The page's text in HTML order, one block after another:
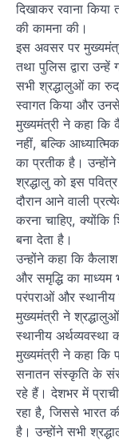
दिखाकर रवाना
की कामना की।
इस अवसर पर
तथा पुलिस द्वारा
सभी श्रद्धालुओं का
स्वागत किया और
मुख्यमंत्री ने कहा कि
नहीं, बल्कि
का प्रतीक है।
श्रद्धालु को इस
दौरान आने वाली
करना चाहिए, क्योंकि
बना देता है।
उन्होंने कहा कि कैलाश
और समृद्धि का माध्यम
परंपराओं और
मुख्यमंत्री ने
स्थानीय अर्थव्यवस्था
मुख्यमंत्री ने कहा कि
सनातन संस्कृति के
रहे हैं। देशभर में
रहा है, जिससे भारत
है। उन्होंने सभी